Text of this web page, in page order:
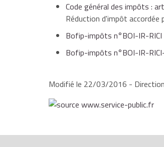
Code général des impôts :
Réduction d'impôt accordée
Bofip-impôts n°BOI-IR-
Bofip-impôts n°BOI-IR-
Modifié le 22/03/2016 -